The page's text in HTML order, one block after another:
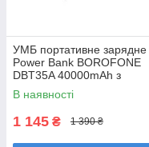
УМБ портативне зарядне
Power Bank BOROFONE
DBT35A 40000mAh з
вбудованими кабелями,
чорне
В наявності
1 145 ₴ 1 390 ₴